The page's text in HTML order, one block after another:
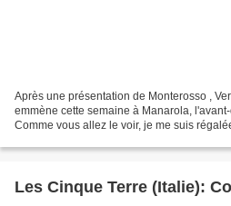
Après une présentation de Monterosso ,
emmène cette semaine à Manarola,
Comme vous allez le voir, je me suis
Les Cinque Terre (Italie):